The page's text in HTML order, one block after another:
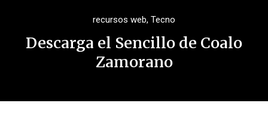
recursos web, Tecno
Descarga el Sencillo de Coalo
Zamorano